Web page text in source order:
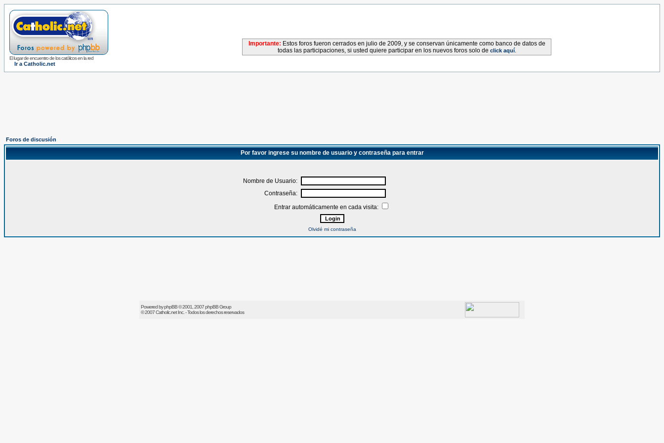
El lugar de encuentro de los católicos en la red
Ir a Catholic.net
Importante: Estos foros fueron cerrados en julio de 2009, y se conservan únicamente como banco de datos de
todas las participaciones, si usted quiere participar en los nuevos foros solo de click aquí.
Foros de discusión
Por favor ingrese su nombre de usuario y contraseña para entrar
Nombre de Usuario:
Contraseña:
Entrar automáticamente en cada visita:
Olvidé mi contraseña
Powered byphpBB© 2001, 2007 phpBB Group
© 2007Catholic.netInc. - Todos los derechos reservados